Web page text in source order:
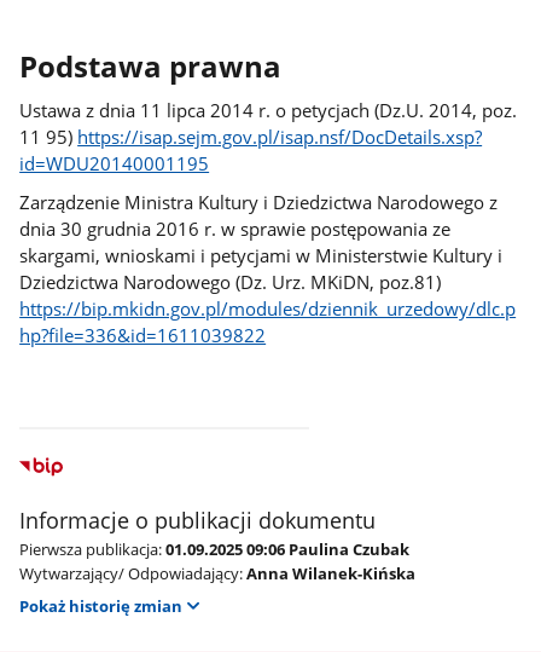
Podstawa prawna
Ustawa z dnia 11 lipca 2014 r. o petycjach (Dz.U. 2014, poz.
11 95) https://isap.sejm.gov.pl/isap.nsf/DocDetails.xsp?
id=WDU20140001195
Zarządzenie Ministra Kultury i Dziedzictwa Narodowego z
dnia 30 grudnia 2016 r. w sprawie postępowania ze
skargami, wnioskami i petycjami w Ministerstwie Kultury i
Dziedzictwa Narodowego (Dz. Urz. MKiDN, poz.81)
https://bip.mkidn.gov.pl/modules/dziennik_urzedowy/dlc.p
hp?file=336&id=1611039822
Informacje o publikacji dokumentu
Pierwsza publikacja:01.09.2025 09:06 Paulina Czubak
Wytwarzający/ Odpowiadający:Anna Wilanek-Kińska
Pokaż historię zmian